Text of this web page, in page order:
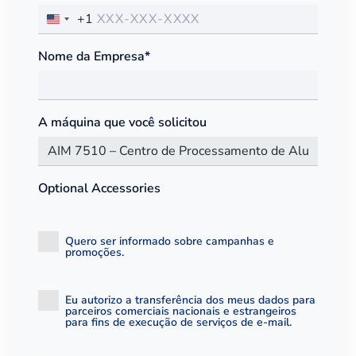
+1
Nome da Empresa*
A máquina que você solicitou
Optional Accessories
Quero ser informado sobre campanhas e
promoções.
Eu autorizo ​​a transferência dos meus dados para
parceiros comerciais nacionais e estrangeiros
para fins de execução de serviços de e-mail.